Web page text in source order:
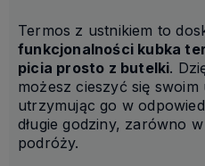
Termos z ustnikiem to
funkcjonalności kubka
picia prosto z butelki.
możesz cieszyć się
utrzymując go w
długie godziny, zarówno
podróży.